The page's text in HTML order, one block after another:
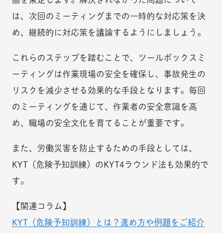
は、次回のミーティングまでの一時的な対応策を決
め、継続的に対応策を議論するようにしましょう。
これらのステップを踏むことで、ツールボックスミ
ーティングは作業現場の安全を確保し、事故発生の
リスクを減少させる効果的な手段となります。毎回
のミーティングを通じて、作業者の安全意識を高
め、職場の安全文化を育てることが重要です。
また、労働災害を防止するための手段としては、
KYT（危険予知訓練）のKYT4ラウンド法も効果的で
す。
【関連コラム】
KYT（危険予知訓練）とは？進め方や例題をご紹介